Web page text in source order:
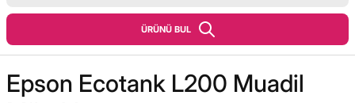
ÜRÜNÜ BUL
Epson Ecotank L200 Muadil